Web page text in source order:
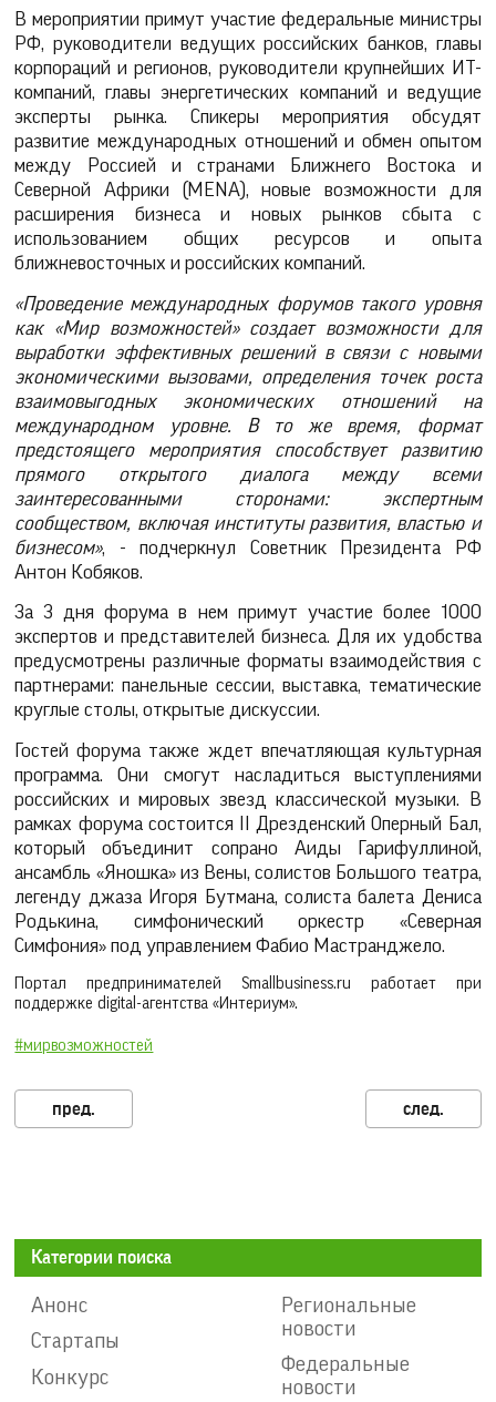
В мероприятии примут участие федеральные министры
РФ, руководители ведущих российских банков, главы
корпораций и регионов, руководители крупнейших ИТ-
компаний, главы энергетических компаний и ведущие
эксперты рынка. Спикеры мероприятия обсудят
развитие международных отношений и обмен опытом
между Россией и странами Ближнего Востока и
Северной Африки (MENA), новые возможности для
расширения бизнеса и новых рынков сбыта с
использованием общих ресурсов и опыта
ближневосточных и российских компаний.
«Проведение международных форумов такого уровня
как «Мир возможностей» создает возможности для
выработки эффективных решений в связи с новыми
экономическими вызовами, определения точек роста
взаимовыгодных экономических отношений на
международном уровне. В то же время, формат
предстоящего мероприятия способствует развитию
прямого открытого диалога между всеми
заинтересованными сторонами: экспертным
сообществом, включая институты развития, властью и
бизнесом», - подчеркнул Советник Президента РФ
Антон Кобяков.
За 3 дня форума в нем примут участие более 1000
экспертов и представителей бизнеса. Для их удобства
предусмотрены различные форматы взаимодействия с
партнерами: панельные сессии, выставка, тематические
круглые столы, открытые дискуссии.
Гостей форума также ждет впечатляющая культурная
программа. Они смогут насладиться выступлениями
российских и мировых звезд классической музыки. В
рамках форума состоится II Дрезденский Оперный Бал,
который объединит сопрано Аиды Гарифуллиной,
ансамбль «Яношка» из Вены, солистов Большого театра,
легенду джаза Игоря Бутмана, солиста балета Дениса
Родькина, симфонический оркестр «Северная
Симфония» под управлением Фабио Мастранджело.
Портал предпринимателей Smallbusiness.ru работает при
поддержке digital-агентства «Интериум».
#мирвозможностей
Категории поиска
Анонс
Стартапы
Конкурс
Региональные
новости
Федеральные
новости